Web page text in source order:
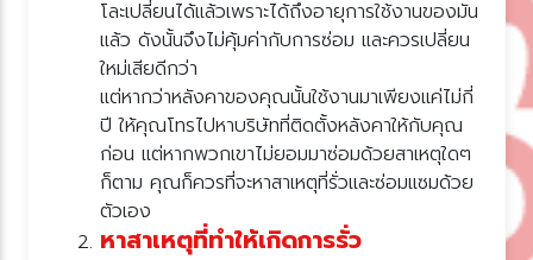
ละเปลี่ยนได้แล้วเพราะได้ถึงอายุการใช้งานของมัน
ล้ว ดังนั้นจึงไม่คุ้มค่ากับการซ่อม และควรเปลี่ยน
หม่เสียดีกว่า
ต่หากว่าหลังคาของคุณนั้นใช้งานมาเพียงแค่ไม่กี่
ปี ให้คุณโทรไปหาบริษัทที่ติดตั้งหลังคาให้กับคุณ
ก่อน แต่หากพวกเขาไม่ยอมมาซ่อมด้วยสาเหตุใดๆ
ก็ตาม คุณก็ควรที่จะหาสาเหตุที่รั่วและซ่อมแซมด้ว
ตัวเอง
หาสาเหตุที่ทำให้เกิดการรั่ว